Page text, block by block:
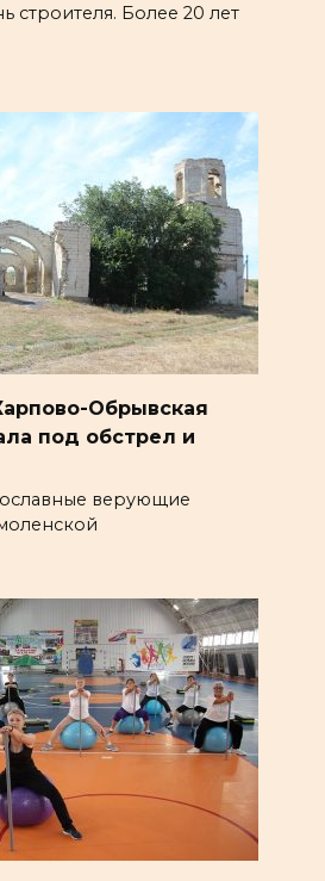
строителя. Более 20 лет
Обрывская
под обстрел и
верующие